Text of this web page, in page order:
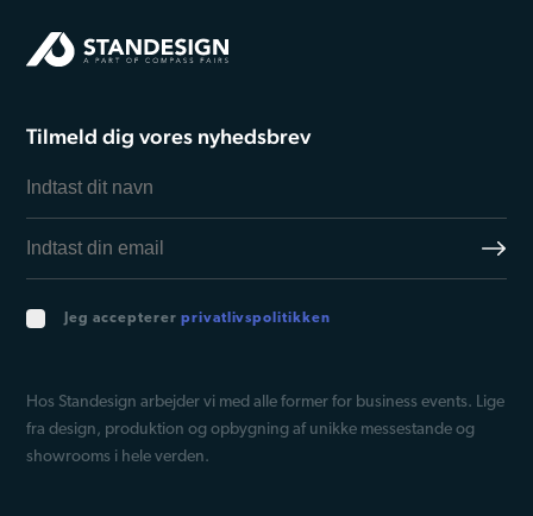
Tilmeld dig vores nyhedsbrev
Jeg accepterer privatlivspolitikken
Hos Standesign arbejder vi med alle former for business events. Lige
fra design, produktion og opbygning af unikke messestande og
showrooms i hele verden.